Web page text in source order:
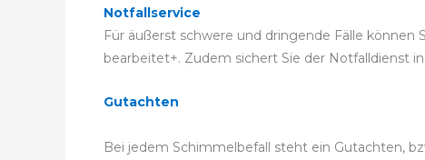
Notfallservice
Für äußerst schwere und dringende Fälle
bearbeitet+. Zudem sichert Sie der Notfalldienst
Gutachten
Bei jedem Schimmelbefall steht ein Gutachten,